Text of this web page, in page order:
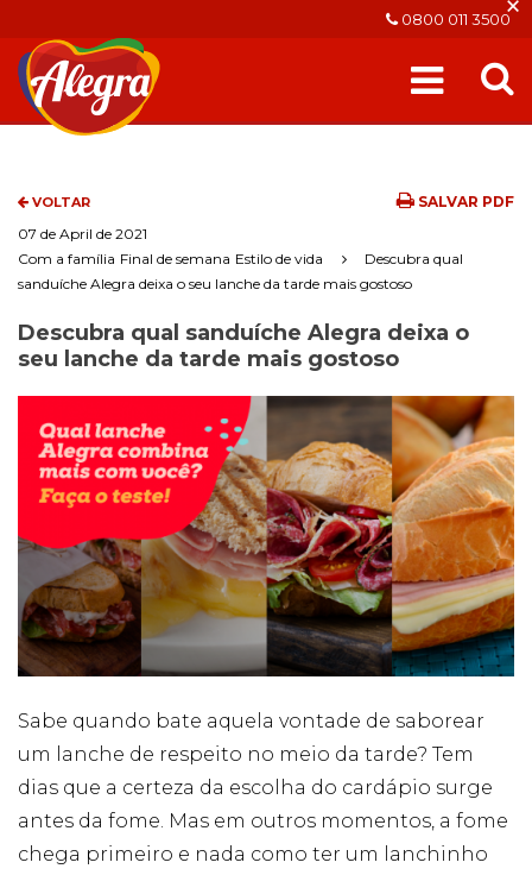
0800 011 3500
VOLTAR
SALVAR PDF
07 de April de 2021
Com a família Final de semana Estilo de vida
Descubra qual
sanduíche Alegra deixa o seu lanche da tarde mais gostoso
Descubra qual sanduíche Alegra deixa o
seu lanche da tarde mais gostoso
Sabe quando bate aquela vontade de saborear
um lanche de respeito no meio da tarde? Tem
dias que a certeza da escolha do cardápio surge
antes da fome. Mas em outros momentos, a fome
chega primeiro e nada como ter um lanchinho
Cookies
Necessários
Estes cookies
opcionais. Eles
são necessários
para o
funcionamento
do site.